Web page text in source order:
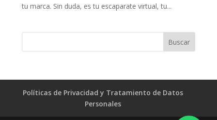
tu marca. Sin duda, es tu escaparate virtual, tu...
Políticas de Privacidad y Tratamiento de Datos
Personales